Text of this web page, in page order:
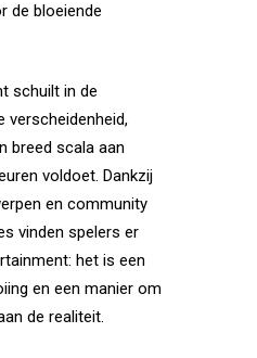
de bloeiende
schuilt in de
verscheidenheid,
breed scala aan
voldoet. Dankzij
en community
vinden spelers er
het is een
en een manier om
de realiteit.